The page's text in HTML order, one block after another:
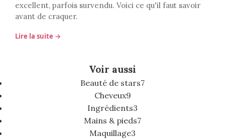
excellent, parfois survendu. Voici ce qu'il faut savoir
avant de craquer.
Lire la suite →
Voir aussi
Beauté de stars7
Cheveux9
Ingrédients3
Mains & pieds7
Maquillage3